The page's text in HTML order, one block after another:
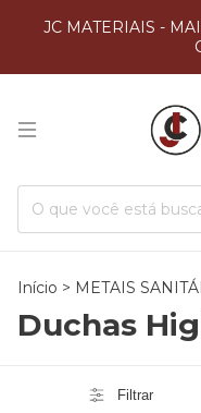
JC MATERIAIS -
Início > METAIS
Duchas
Filtrar